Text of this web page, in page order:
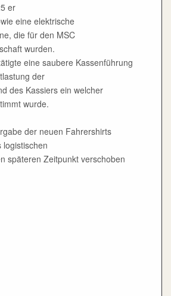
er
eine elektrische
die für den MSC
wurden.
eine saubere Kassenführung
der
des Kassiers ein welcher
wurde.
der neuen Fahrershirts
logistischen
späteren Zeitpunkt verschoben